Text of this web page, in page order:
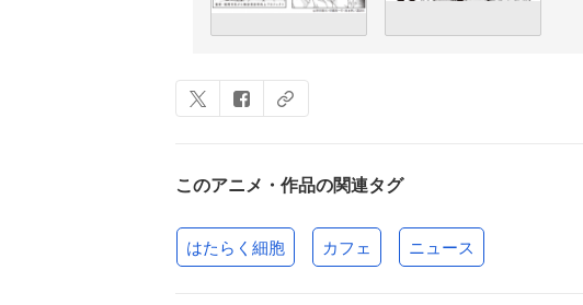
このアニメ・作品の関連タグ
はたらく細胞 カフェ ニュース